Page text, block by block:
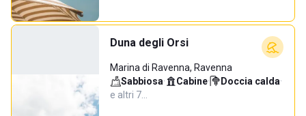
Duna degli Orsi
Marina di Ravenna, Ravenna
Sabbiosa· Cabine· Doccia calda·
e altri 7…